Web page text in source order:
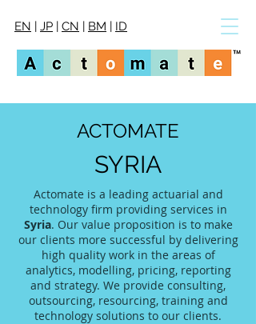
EN | JP | CN | BM | ID
ACTOMATE
SYRIA
Actomate is a leading actuarial and
technology firm providing services in
Syria. Our value proposition is to make
our clients more successful by delivering
high quality work in the areas of
analytics, modelling, pricing, reporting
and strategy. We provide consulting,
outsourcing, resourcing, training and
technology solutions to our clients.